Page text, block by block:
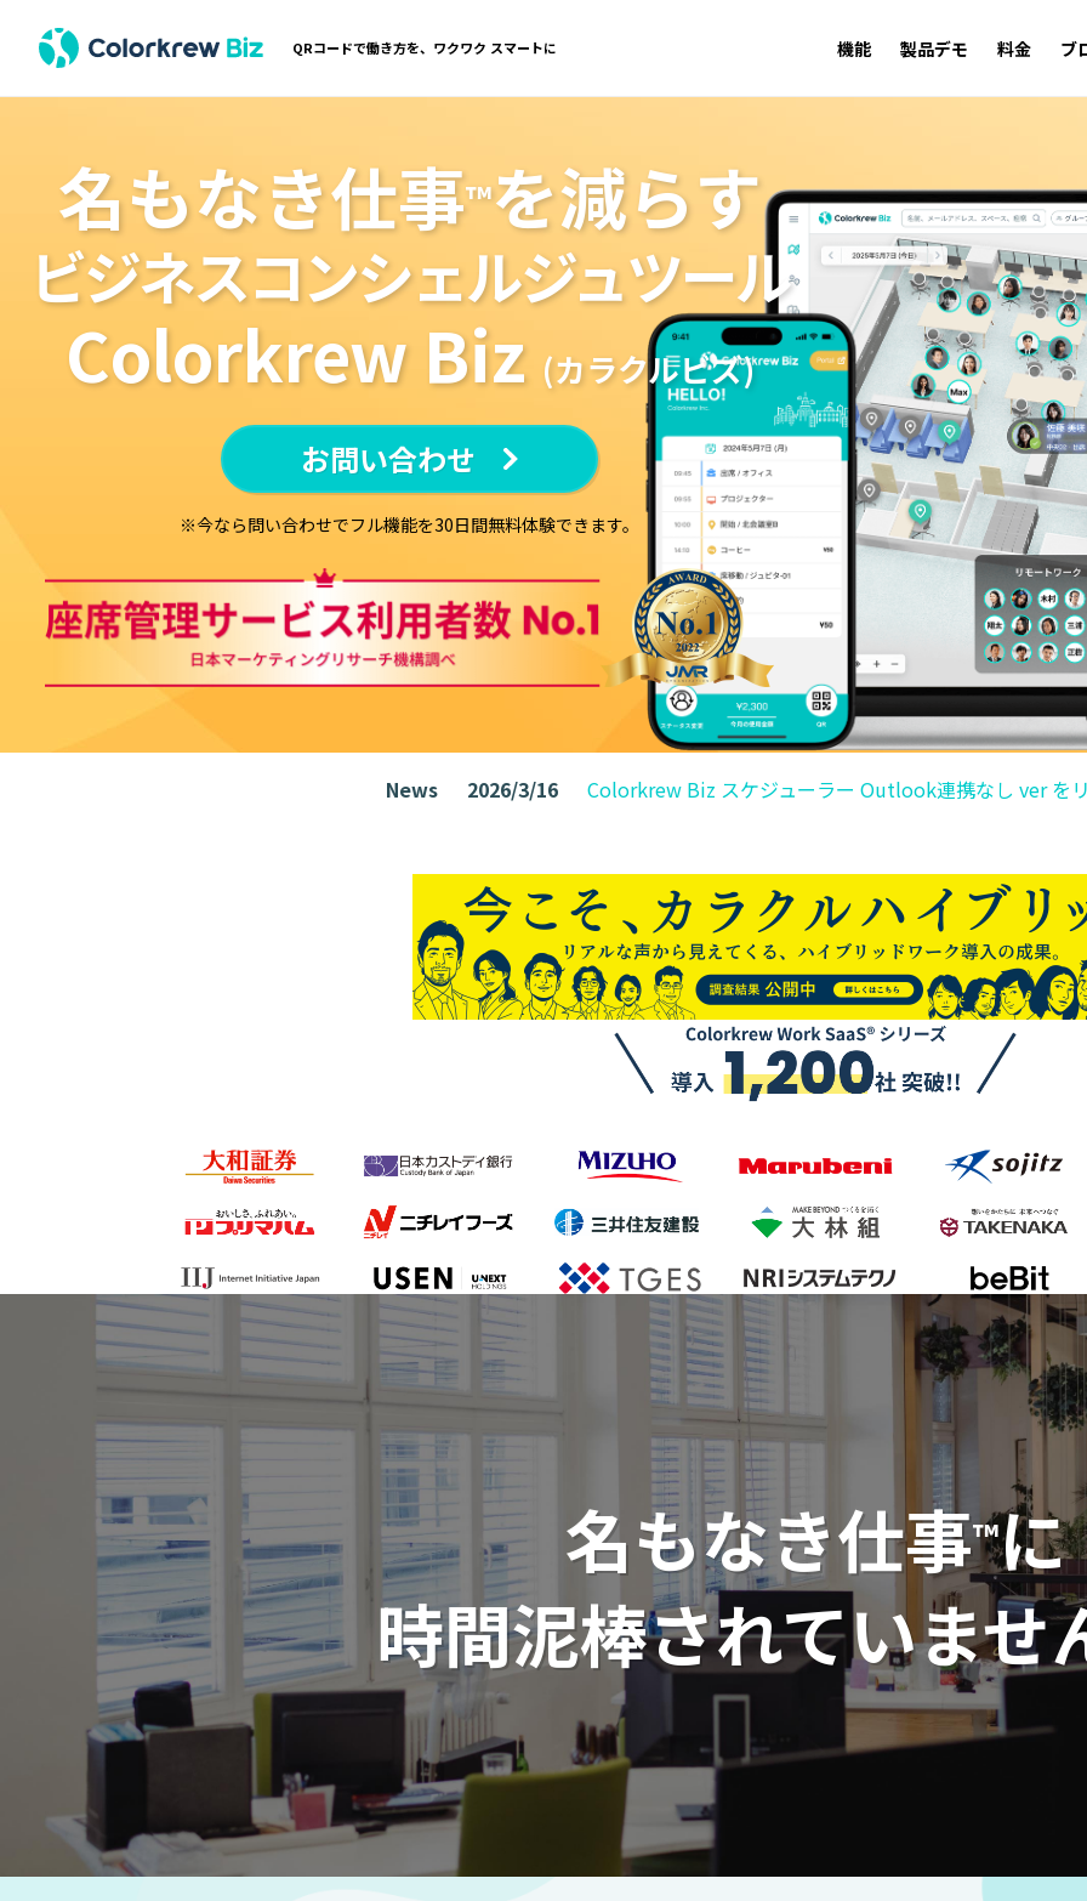
QRコードで働き方を、ワクワク スマートに 機能 製品デモ 料金 ブ
名もなき仕事™を減らす
ビジネスコンシェルジュツール
Colorkrew Biz (カラクルビズ)
お問い合わせ
※今なら問い合わせでフル機能を30日間無料体験できます。
News 2026/3/16 Colorkrew Biz スケジューラー Outlook連携なし ver を
名もなき仕事™に
時間泥棒されていませ